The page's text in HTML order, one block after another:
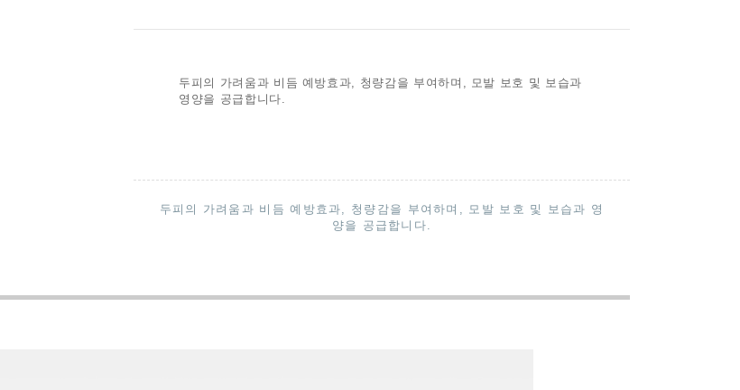
두피의 가려움과 비듬 예방효과, 청량감을 부여하며, 모발 보호 및 보습과
영양을 공급합니다.
두피의 가려움과 비듬 예방효과, 청량감을 부여하며, 모발 보호 및 보습과 영
양을 공급합니다.